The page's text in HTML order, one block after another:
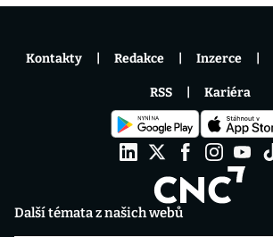
Další témata z našich webů
Kontakty Redakce Inzerce
RSS Kariéra